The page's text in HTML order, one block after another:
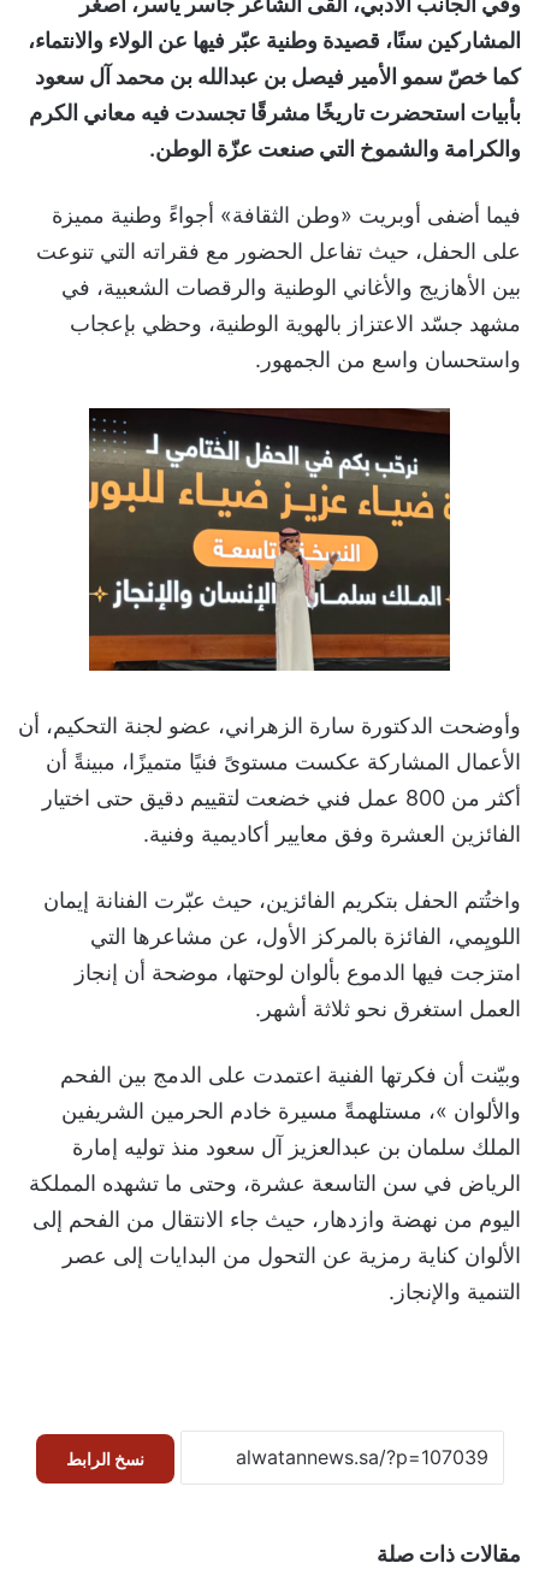
المشاركين سنًا، قصيدة وطنية عبّر فيها عن الولاء والانتماء،
كما خصّ سمو الأمير فيصل بن عبدالله بن محمد آل سعود
بأبيات استحضرت تاريخًا مشرقًا تجسدت فيه معاني الكرم
والكرامة والشموخ التي صنعت عزّة الوطن.
فيما أضفى أوبريت «وطن الثقافة» أجواءً وطنية مميزة
على الحفل، حيث تفاعل الحضور مع فقراته التي تنوعت
بين الأهازيج والأغاني الوطنية والرقصات الشعبية، في
مشهد جسّد الاعتزاز بالهوية الوطنية، وحظي بإعجاب
واستحسان واسع من الجمهور.
وأوضحت الدكتورة سارة الزهراني، عضو لجنة التحكيم، أن
الأعمال المشاركة عكست مستوىً فنيًا متميزًا، مبينةً أن
أكثر من 800 عمل فني خضعت لتقييم دقيق حتى اختيار
الفائزين العشرة وفق معايير أكاديمية وفنية.
واختُتم الحفل بتكريم الفائزين، حيث عبّرت الفنانة إيمان
اللويِمي، الفائزة بالمركز الأول، عن مشاعرها التي
امتزجت فيها الدموع بألوان لوحتها، موضحة أن إنجاز
العمل استغرق نحو ثلاثة أشهر.
وبيّنت أن فكرتها الفنية اعتمدت على الدمج بين الفحم
والألوان »، مستلهمةً مسيرة خادم الحرمين الشريفين
الملك سلمان بن عبدالعزيز آل سعود منذ توليه إمارة
الرياض في سن التاسعة عشرة، وحتى ما تشهده المملكة
اليوم من نهضة وازدهار، حيث جاء الانتقال من الفحم إلى
الألوان كناية رمزية عن التحول من البدايات إلى عصر
التنمية والإنجاز.
نسخ الرابط
مقالات ذات صلة